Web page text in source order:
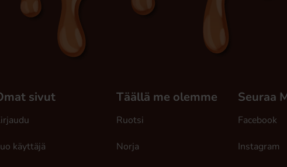
sivut
käyttäjä
Täällä me olemme
Ruotsi
Norja
Seuraa
Facebook
Instagram